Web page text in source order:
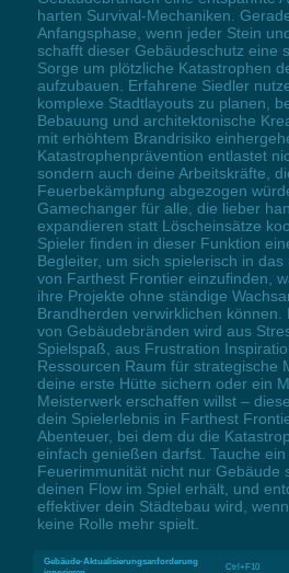
harten Survival-Mechaniken.
Anfangsphase, wenn jeder Stein
schafft dieser Gebäudeschutz eine
Sorge um plötzliche Katastrophen
aufzubauen. Erfahrene Siedler
komplexe Stadtlayouts zu planen,
Bebauung und architektonische
mit erhöhtem Brandrisiko
Katastrophenprävention entlastet
sondern auch deine Arbeitskräfte,
Feuerbekämpfung abgezogen
Gamechanger für alle, die lieber
expandieren statt Löscheinsätze
Spieler finden in dieser Funktion
Begleiter, um sich spielerisch in
von Farthest Frontier einzufinden,
ihre Projekte ohne ständige
Brandherden verwirklichen können.
von Gebäudebränden wird aus
Spielspaß, aus Frustration
Ressourcen Raum für strategische
deine erste Hütte sichern oder ein
Meisterwerk erschaffen willst –
dein Spielerlebnis in Farthest
Abenteuer, bei dem du die
einfach genießen darfst. Tauche
Feuerimmunität nicht nur Gebäude
deinen Flow im Spiel erhält, und
effektiver dein Städtebau wird,
keine Rolle mehr spielt.
Gebäude-Aktualisierungsanforderung
Ctrl+F10